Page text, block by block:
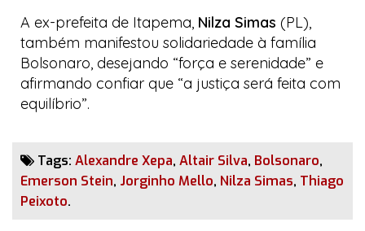
A ex-prefeita de Itapema, Nilza Simas (PL),
também manifestou solidariedade à família
Bolsonaro, desejando “força e serenidade” e
afirmando confiar que “a justiça será feita com
equilíbrio”.
Tags: Alexandre Xepa, Altair Silva, Bolsonaro,
Emerson Stein, Jorginho Mello, Nilza Simas, Thiago
Peixoto.